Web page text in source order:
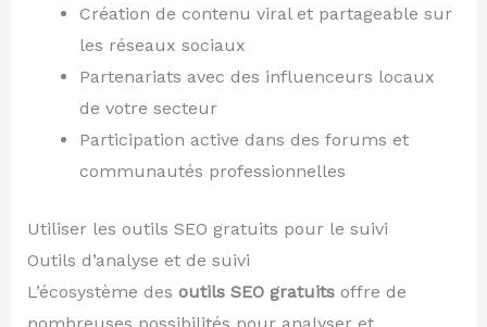
Création de contenu viral et partageable sur
les réseaux sociaux
Partenariats avec des influenceurs locaux
de votre secteur
Participation active dans des forums et
communautés professionnelles
Utiliser les outils SEO gratuits pour le suivi
Outils d’analyse et de suivi
L’écosystème des outils SEO gratuitsoffre de
nombreuses possibilités pour analyser et